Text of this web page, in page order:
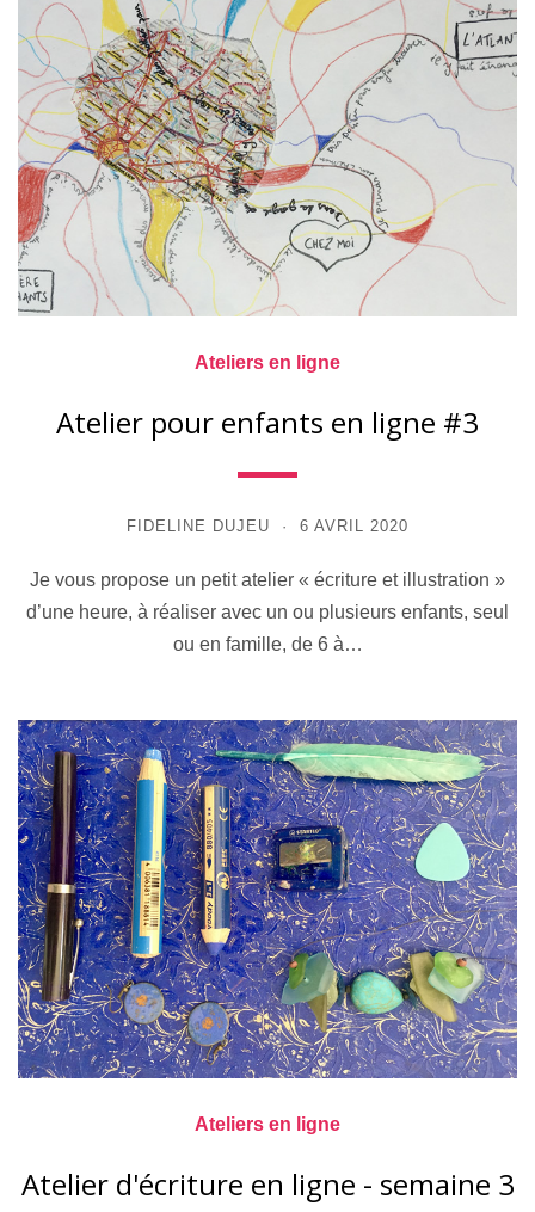
Ateliers en ligne
Atelier pour enfants en ligne #3
FIDELINE DUJEU 6 AVRIL 2020
Je vous propose un petit atelier « écriture et illustration »
d’une heure, à réaliser avec un ou plusieurs enfants, seul
ou en famille, de 6 à…
Ateliers en ligne
Atelier d'écriture en ligne - semaine 3